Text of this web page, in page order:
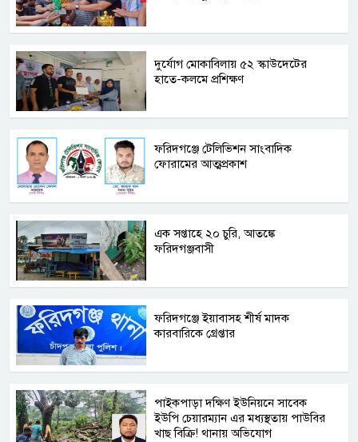
দুর্যোগ মোকাবিলায় ৫২ স্কাউদেটের
হাতে-কলমে প্রশিক্ষণ
ফরিদগঞ্জে টেলিভিশন সাংবাদিক
ফোরামের আত্মপ্রকাশ
এক সপ্তাহে ২০ চুরি, আতঙ্কে
ফরিদগঞ্জবাসী
ফরিদগঞ্জে ইয়াবাসহ শীর্ষ মাদক
কারবারিকে গ্রেপ্তার
পাইকপাড়া দক্ষিণ ইউনিয়নে সাবেক
ইউপি চেয়ারম্যান এর মধ্যস্থতায় পাউবির
খাছ বিক্রি! থানায় অভিযোগ